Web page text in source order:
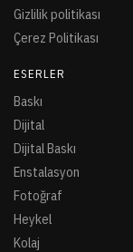
Gizlilik politikası
Çerez Politikası
ESERLER
Baskı
Dijital
Dijital Baskı
Enstalasyon
Fotoğraf
Heykel
Kolaj